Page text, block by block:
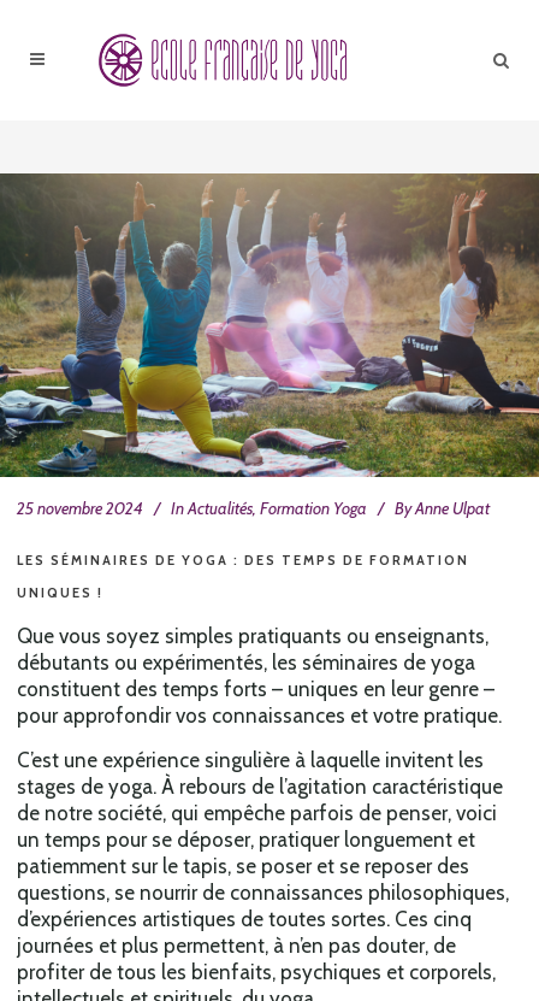
25 novembre 2024 InActualités, Formation Yoga ByAnne Ulpat
LES SÉMINAIRES DE YOGA : DES TEMPS DE FORMATION
UNIQUES !
Que vous soyez simples pratiquants ou enseignants,
débutants ou expérimentés, les séminaires de yoga
constituent des temps forts – uniques en leur genre –
pour approfondir vos connaissances et votre pratique.
C’est une expérience singulière à laquelle invitent les
stages de yoga. À rebours de l’agitation caractéristique
de notre société, qui empêche parfois de penser, voici
un temps pour se déposer, pratiquer longuement et
patiemment sur le tapis, se poser et se reposer des
questions, se nourrir de connaissances philosophiques,
d’expériences artistiques de toutes sortes. Ces cinq
journées et plus permettent, à n’en pas douter, de
profiter de tous les bienfaits, psychiques et corporels,